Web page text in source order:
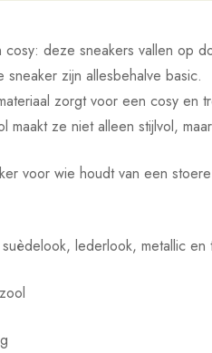
deze sneakers vallen op
zijn allesbehalve basic.
zorgt voor een cosy en
maakt ze niet alleen stijlvol,
voor wie houdt van een
lederlook, metallic en